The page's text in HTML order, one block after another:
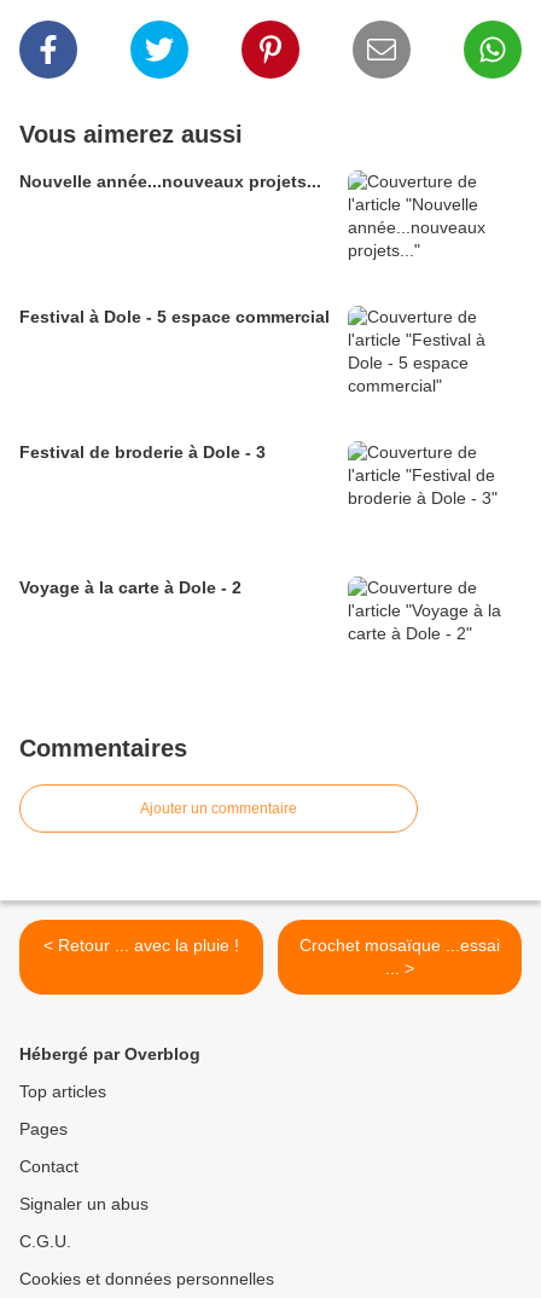
Vous aimerez aussi
Nouvelle année...nouveaux projets...
Festival à Dole - 5 espace commercial
Festival de broderie à Dole - 3
Voyage à la carte à Dole - 2
Commentaires
Ajouter un commentaire
< Retour ... avec la pluie !
Crochet mosaïque ...essai
... >
Hébergé par Overblog
Top articles
Pages
Contact
Signaler un abus
C.G.U.
Cookies et données personnelles